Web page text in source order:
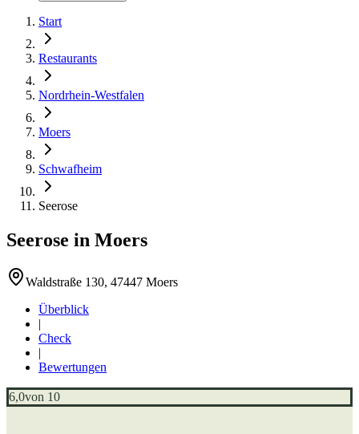
Start
Restaurants
Nordrhein-Westfalen
Moers
Schwafheim
Seerose
Seerose in Moers
Waldstraße 130, 47447 Moers
Überblick
|
Check
|
Bewertungen
6,0von 10